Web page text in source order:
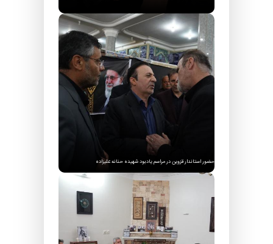
حضور استاندار قزوین در مراسم یادبود شهیده حنانه علیزاده